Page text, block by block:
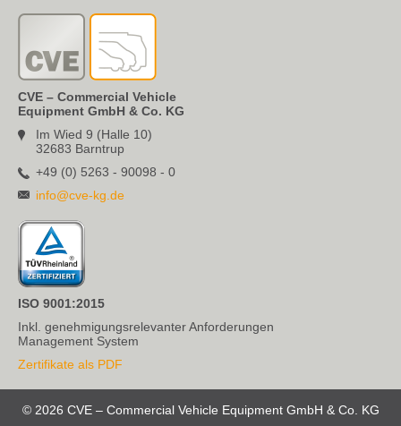
CVE – Commercial Vehicle
Equipment GmbH & Co. KG
Im Wied 9 (Halle 10)
32683 Barntrup
+49 (0) 5263 - 90098 - 0
info@cve-kg.de
ISO 9001:2015
Inkl. genehmigungsrelevanter Anforderungen
Management System
Zertifikate als PDF
© 2026 CVE – Commercial Vehicle Equipment GmbH & Co. KG